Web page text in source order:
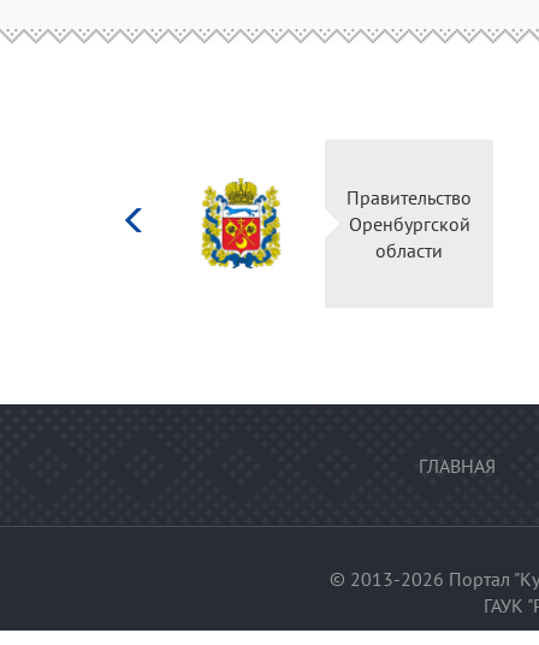
Правительство
Оренбургской
области
ГЛАВНАЯ
© 2013-2026 Портал
ГАУК